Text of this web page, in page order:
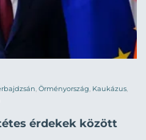
Örményország Kaukázus
érdekek között